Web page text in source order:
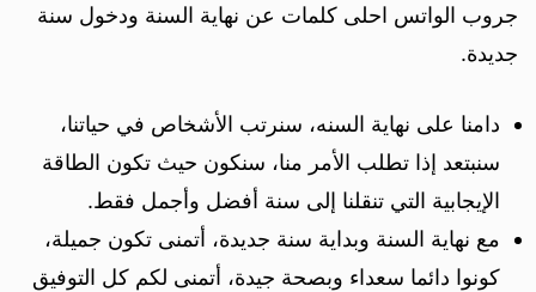
جروب الواتس احلى كلمات عن نهاية السنة ودخول سنة
جديدة.
دامنا على نهاية السنه، سنرتب الأشخاص في حياتنا،
سنبتعد إذا تطلب الأمر منا، سنكون حيث تكون الطاقة
الإيجابية التي تنقلنا إلى سنة أفضل وأجمل فقط.
مع نهاية السنة وبداية سنة جديدة، أتمنى تكون جميلة،
كونوا دائما سعداء وبصحة جيدة، أتمنى لكم كل التوفيق